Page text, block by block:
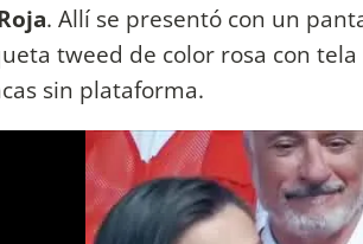
. Allí se presentó con un
tweed de color rosa con
sin plataforma.